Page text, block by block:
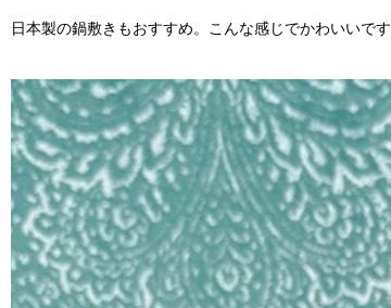
日本製の鍋敷きもおすすめ。こんな感じでかわいいです